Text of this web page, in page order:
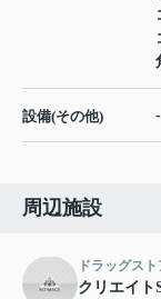
設備(その他) -
周辺施設
ドラッグスト
クリエイト